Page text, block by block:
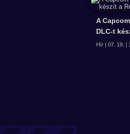
A
DLC-t
Hír | 07. 19. |